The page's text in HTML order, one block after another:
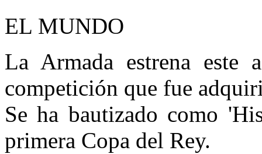
EL MUNDO
La Armada estrena este
competición que fue
Se ha bautizado como
primera Copa del Rey.